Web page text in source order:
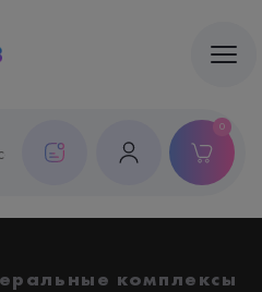
0
комплексы